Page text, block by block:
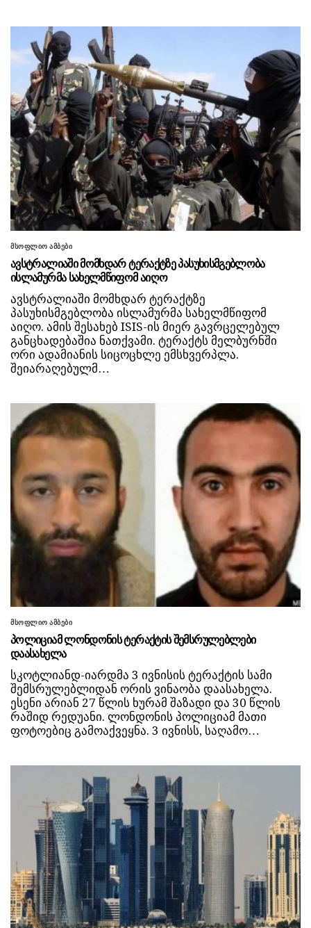
მსოფლიო ამბები
ავსტრალიაში მომხდარ ტერაქტზე პასუხისმგებლობა
ისლამურმა სახელმწიფომ აიღო
ავსტრალიაში მომხდარ ტერაქტზე
პასუხისმგებლობა ისლამურმა სახელმწიფომ
აიღო. ამის შესახებ ISIS-ის მიერ გავრცელებულ
განცხადებაშია ნათქვამი. ტერაქტს მელბურნში
ორი ადამიანის სიცოცხლე ემსხვერპლა.
შეიარაღებულმ…
მსოფლიო ამბები
პოლიციამ ლონდონის ტერაქტის შემსრულებლები
დაასახელა
სკოტლიანდ-იარდმა 3 ივნისის ტერაქტის სამი
შემსრულებლიდან ორის ვინაობა დაასახელა.
ესენი არიან 27 წლის ხურამ შაზადი და 30 წლის
რაშიდ რედუანი. ლონდონის პოლიციამ მათი
ფოტოებიც გამოაქვეყნა. 3 ივნისს, საღამო…